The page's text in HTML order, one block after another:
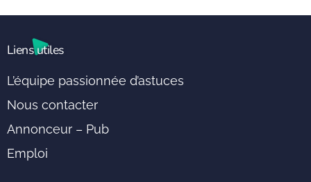
Liens utiles
L’équipe passionnée d’astuces
Nous contacter
Annonceur – Pub
Emploi